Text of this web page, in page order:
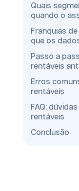
Quais
quando o
Franquias
que os
Passo a
rentáveis
Erros
rentáveis
FAQ:
rentáveis
Conclusão